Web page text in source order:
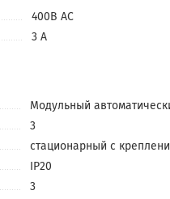
400В АС
3 А
Модульный
3
стационарный с
IP20
3